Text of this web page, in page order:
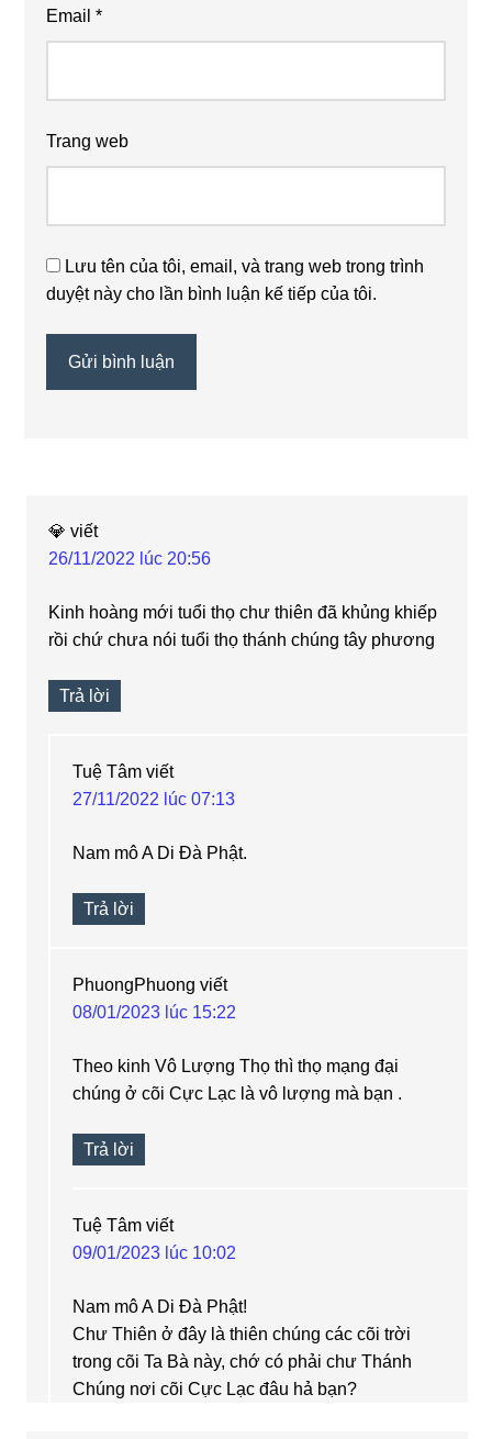
Email*
Trang web
Lưu tên của tôi, email, và trang web trong trình
duyệt này cho lần bình luận kế tiếp của tôi.
💎 viết
26/11/2022 lúc 20:56
Kinh hoàng mới tuổi thọ chư thiên đã khủng khiếp
rồi chứ chưa nói tuổi thọ thánh chúng tây phương
Trả lời
Tuệ Tâm viết
27/11/2022 lúc 07:13
Nam mô A Di Đà Phật.
Trả lời
PhuongPhuong viết
08/01/2023 lúc 15:22
Theo kinh Vô Lượng Thọ thì thọ mạng đại
chúng ở cõi Cực Lạc là vô lượng mà bạn .
Trả lời
Tuệ Tâm viết
09/01/2023 lúc 10:02
Nam mô A Di Đà Phật!
Chư Thiên ở đây là thiên chúng các cõi trời
trong cõi Ta Bà này, chớ có phải chư Thánh
Chúng nơi cõi Cực Lạc đâu hả bạn?